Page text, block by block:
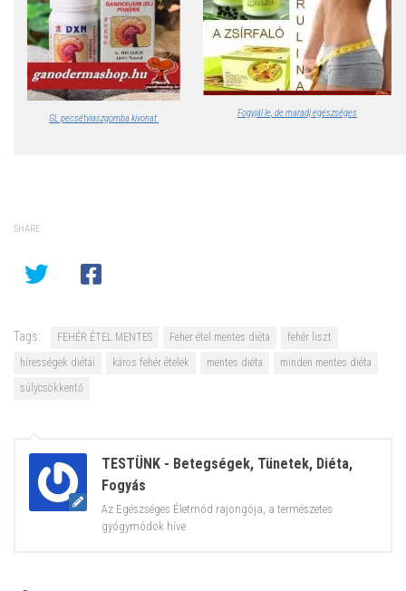
GL pecsétviaszgomba kivonat Fogyjál le, de maradj egészséges
SHARE
Tags: FEHÉR ÉTEL MENTES Feher étel mentes diéta
fehér liszt
hírességek diétái
káros fehér ételek mentes diéta
minden mentes diéta
súlycsökkentő
TESTÜNK - Betegségek, Tünetek, Diéta,
Fogyás
Az Egészséges Életmód rajongója, a természetes
gyógymódok híve